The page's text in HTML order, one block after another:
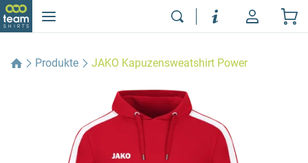
Produkte JAKO Kapuzensweatshirt Power